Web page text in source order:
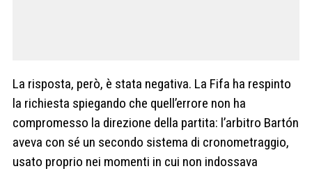
La risposta, però, è stata negativa. La Fifa ha respinto
la richiesta spiegando che quell’errore non ha
compromesso la direzione della partita: l’arbitro Bartón
aveva con sé un secondo sistema di cronometraggio,
usato proprio nei momenti in cui non indossava